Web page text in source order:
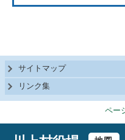
サイトマップ
リンク集
ペー